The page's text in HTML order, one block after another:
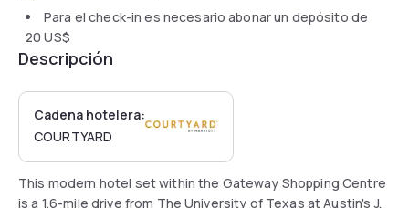
Para el check-in es necesario abonar un depósito de
20 US$
Descripción
Cadena hotelera:
COURTYARD
This modern hotel set within the Gateway Shopping Centre
is a 1.6-mile drive from The University of Texas at Austin's J.